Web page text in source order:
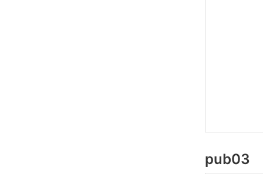
pub03